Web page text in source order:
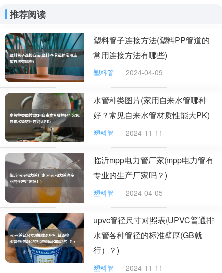
对光和热的稳定性差，在100℃以上或经长时间
阳光曝晒，就会分解而产生氯化氢，并自动催化分解引起
变色，在实际应用中必须加入稳定剂以提高对热和光的稳
定性。PVC很坚硬，只能溶于环己酮、二氯乙烷和四氢呋
喃等少数溶剂中，对有机和无机酸、碱、盐均稳定，化学
稳定性随使用温度的升高而降低。
结构：
这种材料的结构如下：[―CH2―CHCl―]n
碳原子为锯齿形排列，所有原子均以σ键相连。
所有碳原子均为sp3杂化环保低耗的塑料管材配方设计，
PVC塑料管材一定的原则来进行配方设计。
分类介绍：
推荐阅读
塑料管子连接方法(塑料PP管道的
常用连接方法有哪些)
塑料管 2024-04-09
水管种类图片(家用自来水管哪种
好？常见自来水管材质性能大PK)
塑料管 2024-11-11
临沂mpp电力管厂家(mpp电力管有
专业的生产厂家吗？)
塑料管 2024-04-05
upvc管径尺寸对照表(UPVC普通排
水管各种管径的标准壁厚(GB就
行）？)
塑料管 2024-11-11